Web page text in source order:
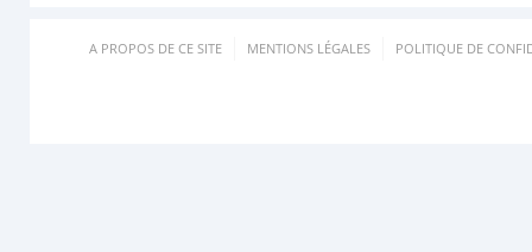
A PROPOS DE CE SITE MENTIONS LÉGALES POLITIQUE DE